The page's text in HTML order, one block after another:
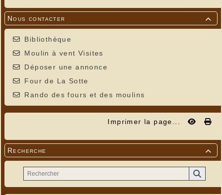

Nous contacter
Bibliothèque
Moulin à vent Visites
Déposer une annonce
Four de La Sotte
Rando des fours et des moulins
Imprimer la page...

Recherche